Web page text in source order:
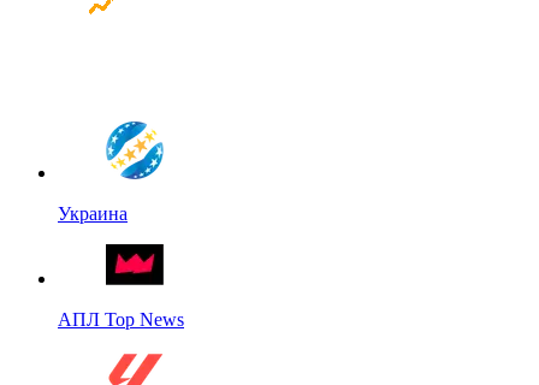
Украина
АПЛ Top News